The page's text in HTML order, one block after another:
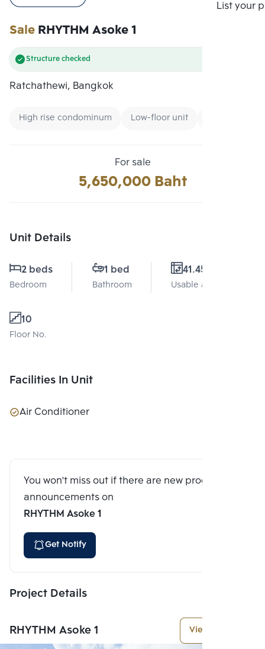
List your
SaleRHYTHM Asoke 1
Structure checked
Ratchathewi, Bangkok
High rise condominum Low-floor unit
For sale
5,650,000 Baht
Unit Details
2 beds
Bedroom
1 bed
Bathroom
41.45 Sq.m.
Usable area
10
Floor No.
Facilities In Unit
Air Conditioner
You won't miss out if there are new program
announcements on
RHYTHM Asoke 1
Get Notify
Project Details
RHYTHM Asoke 1 View More